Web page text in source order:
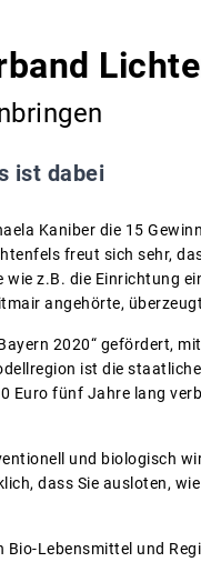
ist dabei
Kaniber die 15
freut sich sehr,
z.B. die Einrichtung
angehörte,
2020“ gefördert,
ist die
Euro fünf Jahre lang
und biologisch
dass Sie ausloten,
Bio-Lebensmittel und